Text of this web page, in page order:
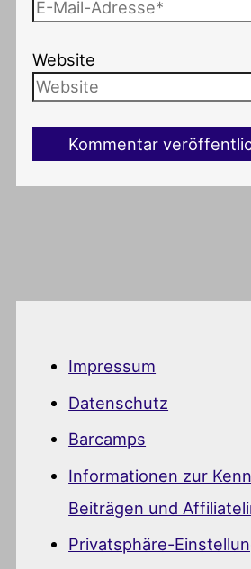
Website
Impressum
Datenschutz
Barcamps
Informationen zur
Beiträgen und
Privatsphäre-